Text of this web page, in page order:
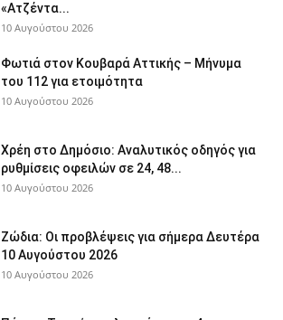
«Ατζέντα...
10 Αυγούστου 2026
Φωτιά στον Κουβαρά Αττικής – Μήνυμα
του 112 για ετοιμότητα
10 Αυγούστου 2026
Χρέη στο Δημόσιο: Αναλυτικός οδηγός για
ρυθμίσεις οφειλών σε 24, 48...
10 Αυγούστου 2026
Ζώδια: Οι προβλέψεις για σήμερα Δευτέρα
10 Αυγούστου 2026
10 Αυγούστου 2026